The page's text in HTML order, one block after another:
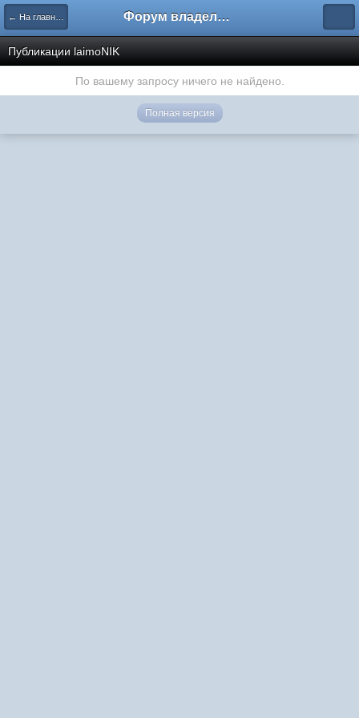
← На главную Форум владельцев интернет-магазинов
Публикации laimoNIK
По вашему запросу ничего не найдено.
Полная версия